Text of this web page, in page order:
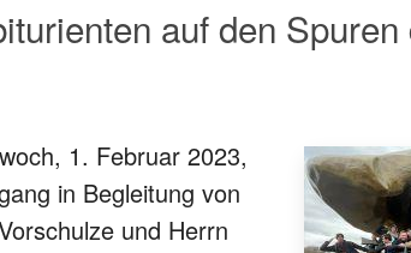
auf den Spuren
1. Februar 2023,
in Begleitung von
und Herrn